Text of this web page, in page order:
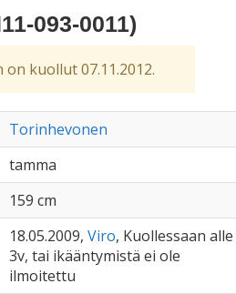
093-0011)
on kuollut 07.11.2012.
Torinhevonen
tamma
159 cm
18.05.2009, Viro, Kuollessaan alle
3v, tai ikääntymistä ei ole
ilmoitettu